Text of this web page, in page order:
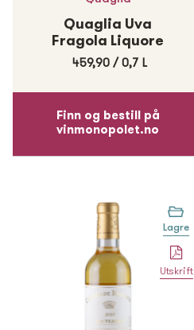
Finn og bestill på
vinmonopolet.no
Quaglia Uva
Fragola Liquore
459,90 / 0,7 L
Utskrift
Lagre